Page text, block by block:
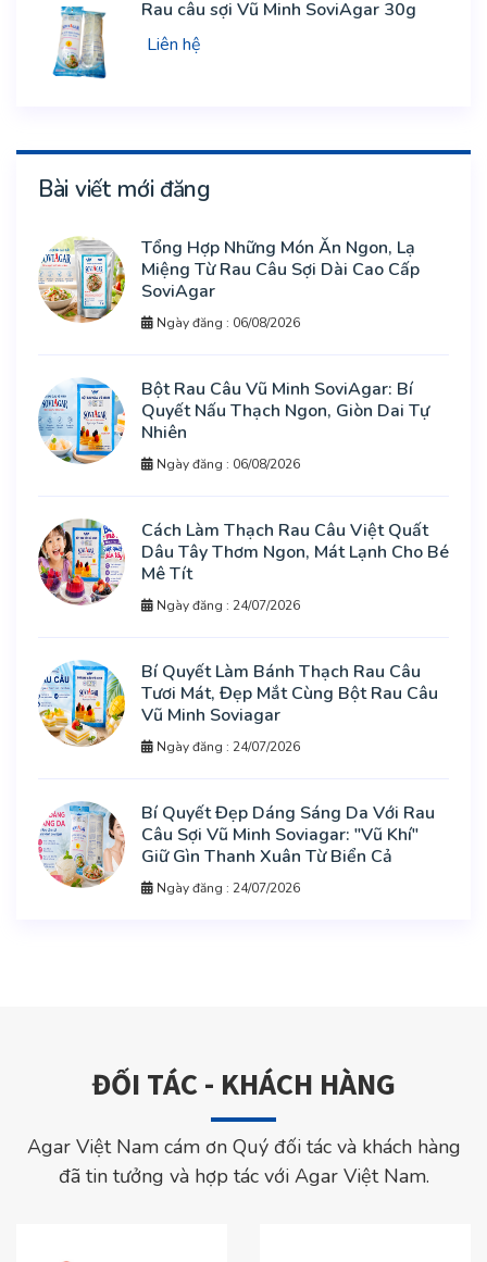
Rau câu sợi Vũ Minh SoviAgar 30g
Liên hệ
Bài viết mới đăng
Tổng Hợp Những Món Ăn Ngon, Lạ
Miệng Từ Rau Câu Sợi Dài Cao Cấp
SoviAgar
Ngày đăng : 06/08/2026
Bột Rau Câu Vũ Minh SoviAgar: Bí
Quyết Nấu Thạch Ngon, Giòn Dai Tự
Nhiên
Ngày đăng : 06/08/2026
Cách Làm Thạch Rau Câu Việt Quất
Dâu Tây Thơm Ngon, Mát Lạnh Cho Bé
Mê Tít
Ngày đăng : 24/07/2026
Bí Quyết Làm Bánh Thạch Rau Câu
Tươi Mát, Đẹp Mắt Cùng Bột Rau Câu
Vũ Minh Soviagar
Ngày đăng : 24/07/2026
Bí Quyết Đẹp Dáng Sáng Da Với Rau
Câu Sợi Vũ Minh Soviagar: "Vũ Khí"
Giữ Gìn Thanh Xuân Từ Biển Cả
Ngày đăng : 24/07/2026
ĐỐI TÁC - KHÁCH HÀNG
Agar Việt Nam cám ơn Quý đối tác và khách hàng
đã tin tưởng và hợp tác với Agar Việt Nam.